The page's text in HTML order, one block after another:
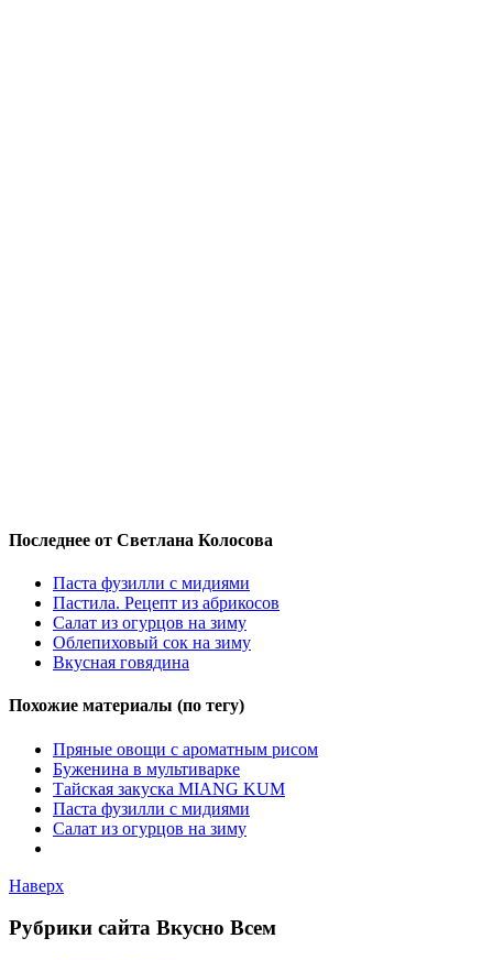
Последнее от Светлана Колосова
Паста фузилли с мидиями
Пастила. Рецепт из абрикосов
Салат из огурцов на зиму
Облепиховый сок на зиму
Вкусная говядина
Похожие материалы (по тегу)
Пряные овощи с ароматным рисом
Буженина в мультиварке
Тайская закуска MIANG KUM
Паста фузилли с мидиями
Салат из огурцов на зиму
Наверх
Рубрики сайта Вкусно Всем